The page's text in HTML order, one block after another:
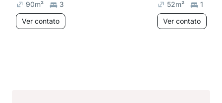
90m²
3
Ver contato
52m²
1
Ver contato